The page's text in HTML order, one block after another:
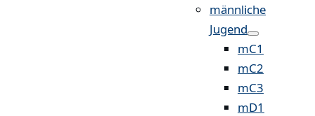
männliche
Jugend
mC1
mC2
mC3
mD1